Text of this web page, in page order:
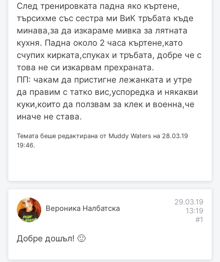
След тренировката падна яко къртене,
търсихме със сестра ми ВиК тръбата къде
минава,за да изкараме мивка за лятната
кухня. Падна около 2 часа къртене,като
счупих кирката,спуках и тръбата, добре че с
това не си изкарвам прехраната.
ПП: чакам да пристигне лежанката и утре
да правим с татко вис,успоредка и някакви
куки,които да ползвам за клек и военна,че
иначе не става.
Темата беше редактирана от Muddy Waters на 28.03.19
19:46.
Вероника Налбатска
29.03.19
13:19
#1
Добре дошъл! 🙂